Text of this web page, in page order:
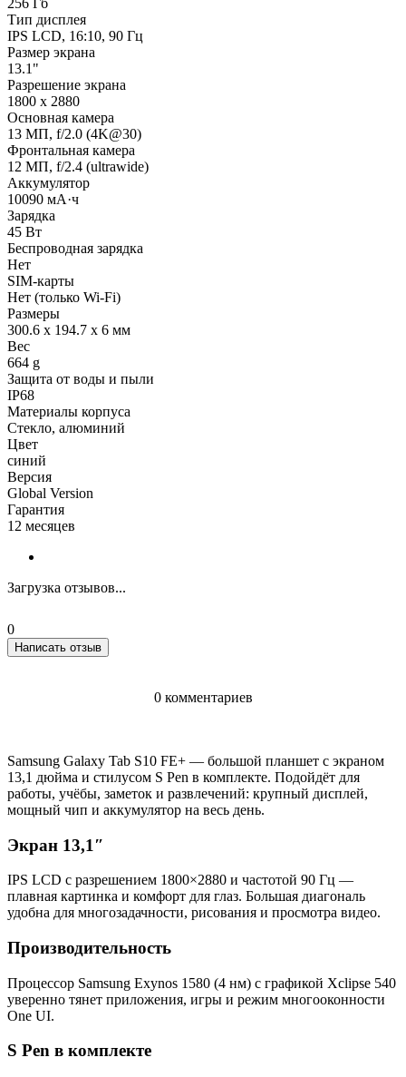
Тип дисплея
IPS LCD, 16:10, 90 Гц
Размер экрана
13.1"
Разрешение экрана
1800 x 2880
Основная камера
13 МП, f/2.0 (4K@30)
Фронтальная камера
12 МП, f/2.4 (ultrawide)
Аккумулятор
10090 мА·ч
Зарядка
45 Вт
Беспроводная зарядка
Нет
SIM-карты
Нет (только Wi-Fi)
Размеры
300.6 x 194.7 x 6 мм
Вес
664 g
Защита от воды и пыли
IP68
Материалы корпуса
Стекло, алюминий
Цвет
синий
Версия
Global Version
Гарантия
12 месяцев
Загрузка отзывов...
0
Написать отзыв
0 комментариев
Samsung Galaxy Tab S10 FE+ — большой планшет с экраном
13,1 дюйма и стилусом S Pen в комплекте. Подойдёт для
работы, учёбы, заметок и развлечений: крупный дисплей,
мощный чип и аккумулятор на весь день.
Экран 13,1″
IPS LCD с разрешением 1800×2880 и частотой 90 Гц —
плавная картинка и комфорт для глаз. Большая диагональ
удобна для многозадачности, рисования и просмотра видео.
Производительность
Процессор Samsung Exynos 1580 (4 нм) с графикой Xclipse 540
уверенно тянет приложения, игры и режим многооконности
One UI.
S Pen в комплекте